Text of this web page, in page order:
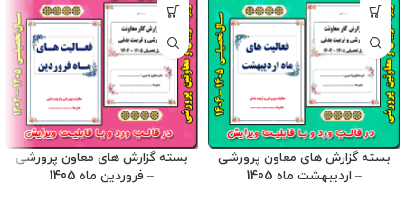
بسته گزارش های معاون پرورشی
– اردیبهشت ماه 1405
بسته گزارش های معاون پرورشی
– فروردین ماه 1405